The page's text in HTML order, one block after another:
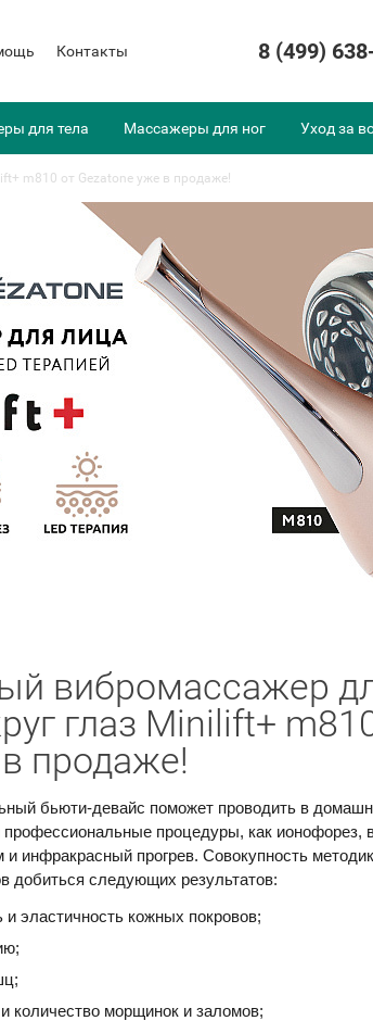
Контакты 8 (499)
для тела Массажеры для ног Уход за
m810 от Gezatone уже в продаже!
вибромассажер
глаз Minilift+
продаже!
бьюти-девайс поможет проводить в
процедуры, как ионофорез,
и инфракрасный прогрев. Совокупность
добиться следующих результатов:
и эластичность кожных покровов;
количество морщинок и заломов;